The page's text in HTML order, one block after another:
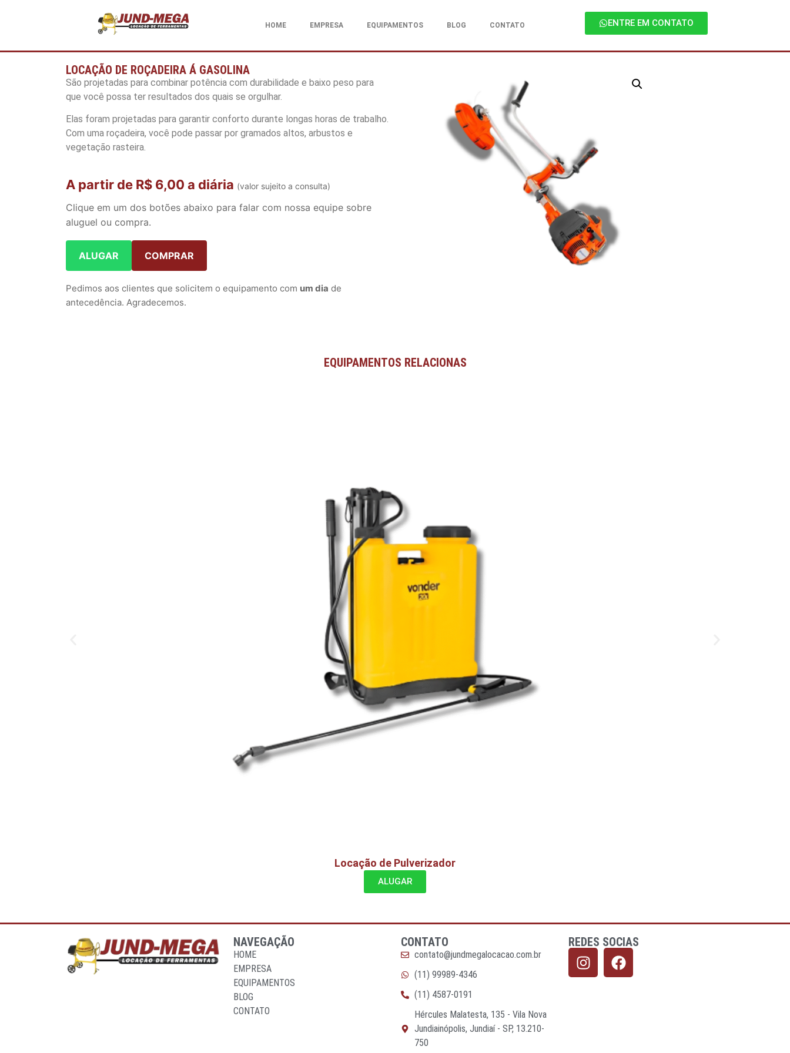
HOME EMPRESA EQUIPAMENTOS BLOG CONTATO ENTRE EM CONTATO
LOCAÇÃO DE ROÇADEIRA Á GASOLINA
São projetadas para combinar potência com durabilidade e baixo peso para
que você possa ter resultados dos quais se orgulhar.
Elas foram projetadas para garantir conforto durante longas horas de trabalho.
Com uma roçadeira, você pode passar por gramados altos, arbustos e
vegetação rasteira.
A partir de R$ 6,00 a diária (valor sujeito a consulta)
Clique em um dos botões abaixo para falar com nossa equipe sobre
aluguel ou compra.
ALUGAR COMPRAR
Pedimos aos clientes que solicitem o equipamento com um dia de
antecedência. Agradecemos.
EQUIPAMENTOS RELACIONAS
Locação de Pulverizador
ALUGAR
NAVEGAÇÃO
HOME
EMPRESA
EQUIPAMENTOS
BLOG
CONTATO
CONTATO
contato@jundmegalocacao.com.br
(11) 99989-4346
(11) 4587-0191
Hércules Malatesta, 135 - Vila Nova
Jundiainópolis, Jundiaí - SP, 13.210-
750
REDES SOCIAS